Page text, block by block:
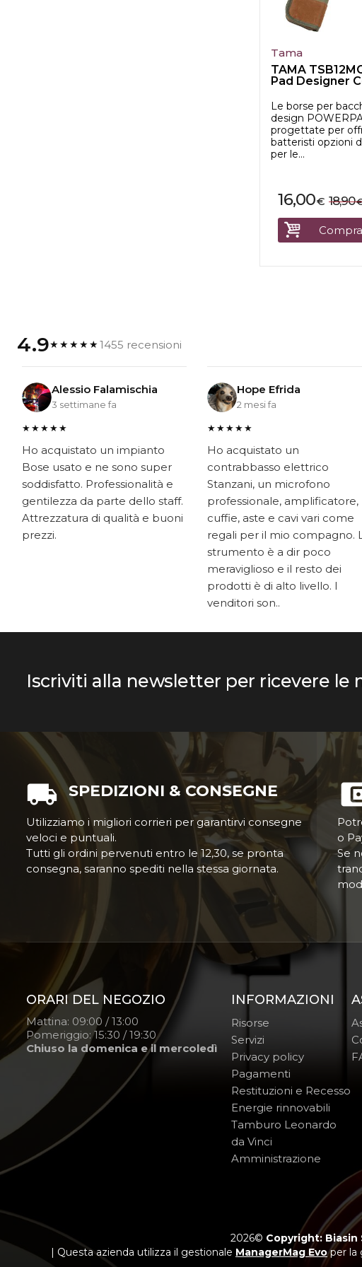
Tama
TAMA
Pad Designer
Le borse per
design
progettate per
batteristi opzioni
per le...
€
16,00 18,90
Compra
4.9★★★★★1455 recensioni
Alessio Falamischia
3 settimane fa
★★★★★
Ho acquistato un impianto
Bose usato e ne sono super
soddisfatto. Professionalità e
gentilezza da parte dello staff.
Attrezzatura di qualità e buoni
prezzi.
Hope Efrida
2 mesi fa
★★★★★
Ho acquistato un
contrabbasso elettrico
Stanzani, un microfono
professionale, amplificatore,
cuffie, aste e cavi vari come
regali per il mio compagno.
strumento è a dir poco
meraviglioso e il resto dei
prodotti è di alto livello. I
venditori son..
Iscriviti alla newsletter per ricevere le
SPEDIZIONI & CONSEGNE
Utilizziamo i migliori corrieri per garantirvi consegne
veloci e puntuali.
Tutti gli ordini pervenuti entro le 12,30, se pronta
consegna, saranno spediti nella stessa giornata.
o
Se
ORARI DEL NEGOZIO
Mattina: 09:00 / 13:00
Pomeriggio: 15:30 / 19:30
Chiuso la domenica e il mercoledì
INFORMAZIONI
Risorse
Servizi
Privacy policy
Pagamenti
Restituzioni e Recesso
Energie rinnovabili
Tamburo Leonardo
da Vinci
Amministrazione
2026© Copyright: Biasin
| Questa azienda utilizza il gestionale ManagerMag Evoper la